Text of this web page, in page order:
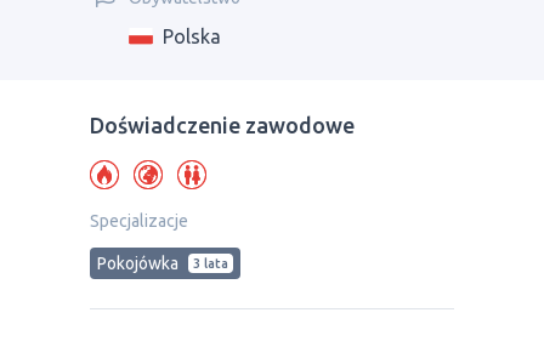
Polska
Doświadczenie zawodowe
Specjalizacje
Pokojówka 3 lata